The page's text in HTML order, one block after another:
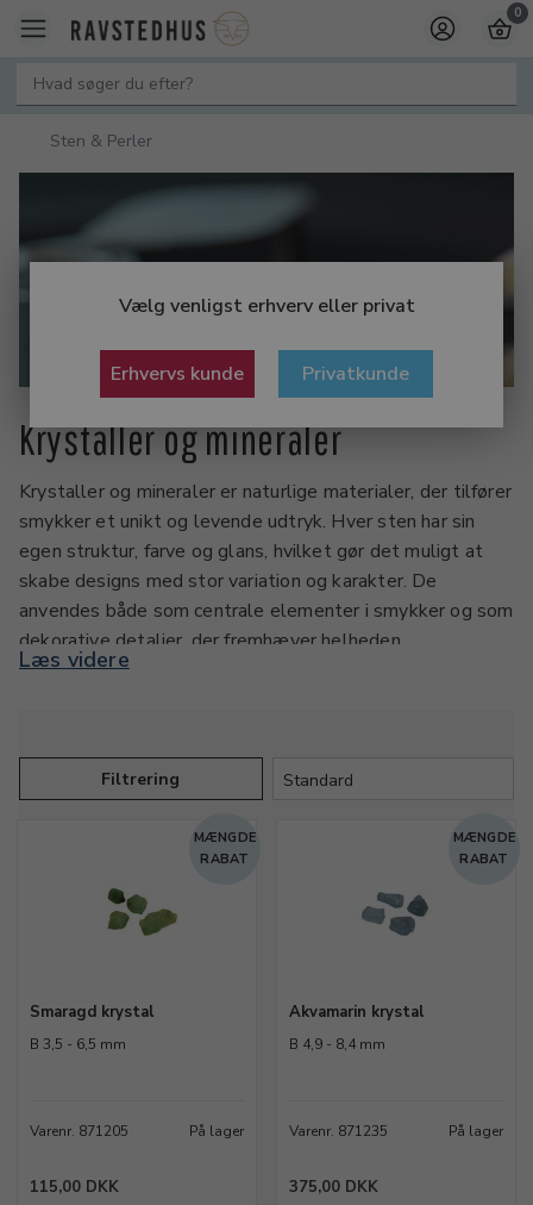
Vælg venligst erhverv eller privat
Erhvervs kunde Privatkunde
0
Sten & Perler
Krystaller og mineraler
Krystaller og mineraler er naturlige materialer, der tilfører
smykker et unikt og levende udtryk. Hver sten har sin
egen struktur, farve og glans, hvilket gør det muligt at
skabe designs med stor variation og karakter. De
anvendes både som centrale elementer i smykker og som
dekorative detaljer, der fremhæver helheden.
øreringe og vedhæng. Krystaller og mineraler kan
kombineres med metaller, perler og andre sten for at
findes i både rå og forarbejdede former, hvilket giver
og naturlige til det mere polerede og elegante.
ægte materialer og skabe smykker med personlighed. De
giver mulighed for at lege med farver, former og
kan du skabe unikke resultater, der skiller sig ud.
Læs videre
Filtrering
MÆNGDE
RABAT
Smaragd krystal
B 3,5 - 6,5 mm
Varenr. 871205 På lager
115,00 DKK
MÆNGDE
RABAT
Akvamarin krystal
B 4,9 - 8,4 mm
Varenr. 871235 På lager
375,00 DKK